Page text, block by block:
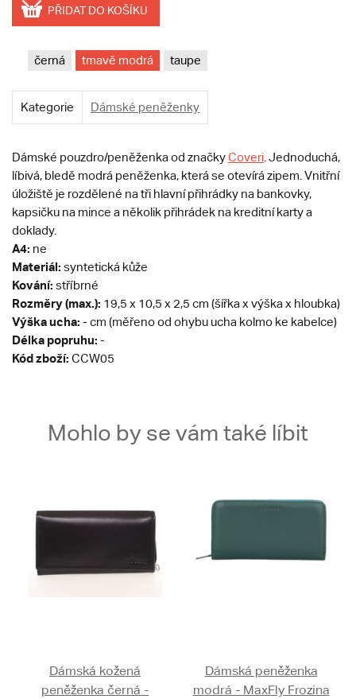
PŘIDAT DO KOŠÍKU
černá tmavě modrá taupe
Kategorie Dámské peněženky
Dámské pouzdro/peněženka od značkyCoveri . Jednoduchá,
líbivá, bledě modrá peněženka, která se otevírá zipem. Vnitřní
úložiště je rozdělené na tři hlavní přihrádky na bankovky,
kapsičku na mince a několik přihrádek na kreditní karty a
doklady.
A4: ne
Materiál: syntetická kůže
Kování: stříbrné
Rozměry (max.): 19,5 x 10,5 x 2,5 cm (šířka x výška x hloubka)
Výška ucha: - cm (měřeno od ohybu ucha kolmo ke kabelce)
Délka popruhu: -
Kód zboží: CCW05
Mohlo by se vám také líbit
Dámská kožená
peněženka černá -
Dámská peněženka
modrá - MaxFly Frozina